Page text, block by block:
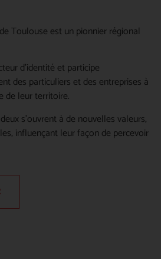
Toulouse est un pionnier régional
d’identité et participe
des particuliers et des entreprises à
de leur territoire.
s’ouvrent à de nouvelles valeurs,
influençant leur façon de percevoir